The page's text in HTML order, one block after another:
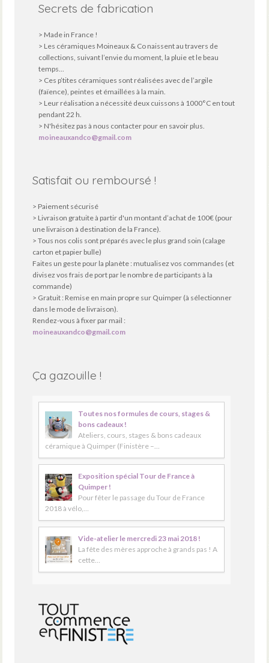
Secrets de fabrication
> Made in France !
> Les céramiques Moineaux & Co naissent au travers de
collections, suivant l’envie du moment, la pluie et le beau
temps...
> Ces p’tites céramiques sont réalisées avec de l’argile
(faïence), peintes et émaillées à la main.
> Leur réalisation a nécessité deux cuissons à 1000°C en tout
pendant 22 h.
> N'hésitez pas à nous contacter pour en savoir plus.
moineauxandco@gmail.com
Satisfait ou remboursé !
> Paiement sécurisé
> Livraison gratuite à partir d'un montant d’achat de 100€ (pour
une livraison à destination de la France).
> Tous nos colis sont préparés avec le plus grand soin (calage
carton et papier bulle)
Faites un geste pour la planète : mutualisez vos commandes (et
divisez vos frais de port par le nombre de participants à la
commande)
> Gratuit : Remise en main propre sur Quimper (à sélectionner
dans le mode de livraison).
Rendez-vous à fixer par mail :
moineauxandco@gmail.com
Ça gazouille !
Toutes nos formules de cours, stages &
bons cadeaux !
Ateliers, cours, stages & bons cadeaux
céramique à Quimper (Finistère –…
Exposition spécial Tour de France à
Quimper !
Pour fêter le passage du Tour de France
2018 à vélo,…
Vide-atelier le mercredi 23 mai 2018 !
La fête des mères approche à grands pas ! A
cette…